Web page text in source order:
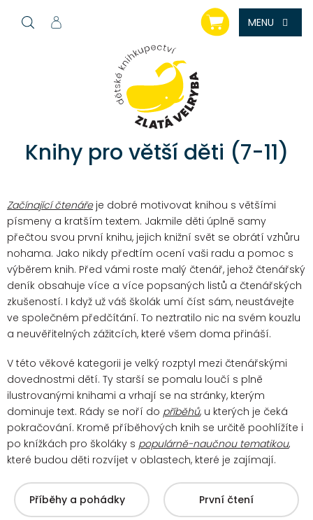
NÁKUPNÍ
KOŠÍK
Knihy pro větší děti (7-11)
Začínající čtenářeje dobré motivovat knihou s většími
písmeny a kratším textem. Jakmile děti úplně samy
přečtou svou první knihu, jejich knižní svět se obrátí vzhůru
nohama. Jako nikdy předtím ocení vaši radu a pomoc s
výběrem knih. Před vámi roste malý čtenář, jehož čtenářský
deník obsahuje více a více popsaných listů a čtenářských
zkušeností. I když už váš školák umí číst sám, neustávejte
ve společném předčítání. To neztratilo nic na svém kouzlu
a neuvěřitelných zážitcích, které všem doma přináší.
V této věkové kategorii je velký rozptyl mezi čtenářskými
dovednostmi dětí. Ty starší se pomalu loučí s plně
ilustrovanými knihami a vrhají se na stránky, kterým
dominuje text. Rády se noří do příběhů, u kterých je čeká
pokračování. Kromě příběhových knih se určitě poohlížíte i
po knížkách pro školáky s populárně-naučnou tematikou,
které budou děti rozvíjet v oblastech, které je zajímají.
Příběhy a pohádky První čtení